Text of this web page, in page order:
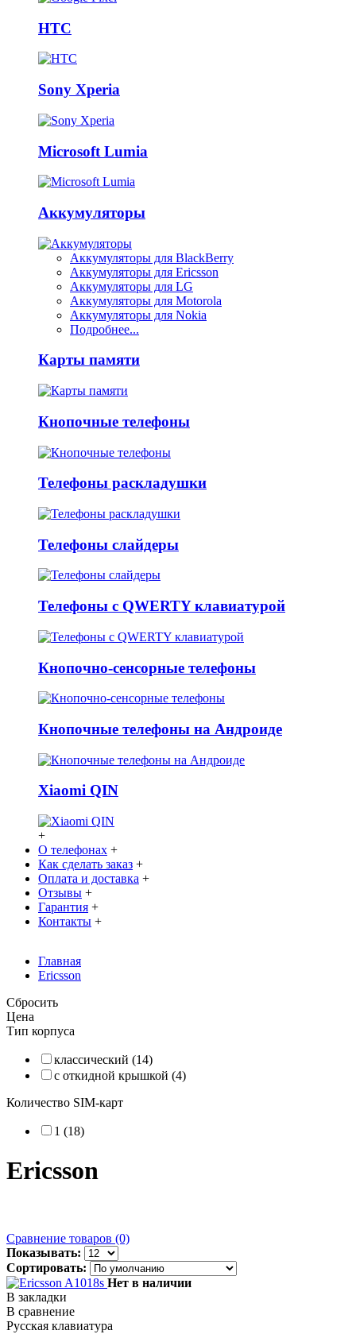
HTC
Sony Xperia
Microsoft Lumia
Аккумуляторы
Аккумуляторы для BlackBerry
Аккумуляторы для Ericsson
Аккумуляторы для LG
Аккумуляторы для Motorola
Аккумуляторы для Nokia
Подробнее...
Карты памяти
Кнопочные телефоны
Телефоны раскладушки
Телефоны слайдеры
Телефоны с QWERTY клавиатурой
Кнопочно-сенсорные телефоны
Кнопочные телефоны на Андроиде
Xiaomi QIN
+
О телефонах +
Как сделать заказ +
Оплата и доставка +
Отзывы +
Гарантия +
Контакты +
Главная
Ericsson
Сбросить
Цена
Тип корпуса
классический (14)
с откидной крышкой (4)
Количество SIM-карт
1 (18)
Ericsson
Сравнение товаров (0)
Показывать:
Сортировать:
Нет в наличии
В закладки
В сравнение
Русская клавиатура